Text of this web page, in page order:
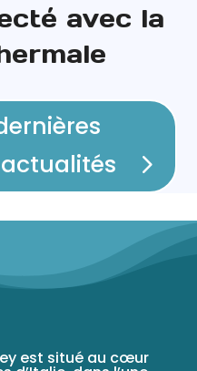
avec la
est situé au cœur